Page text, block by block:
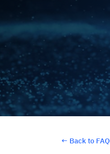
← Back to FAQ